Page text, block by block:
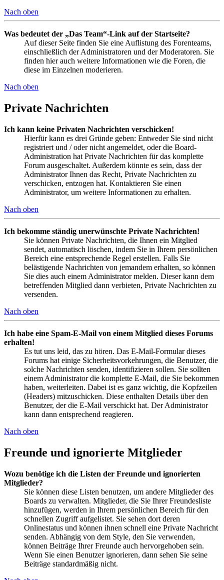
Nach oben
Was bedeutet der „Das Team“-Link auf der Startseite?
Auf dieser Seite finden Sie eine Auflistung des Forenteams,
einschließlich der Administratoren und der Moderatoren. Sie
finden hier auch weitere Informationen wie die Foren, die
diese im Einzelnen moderieren.
Nach oben
Private Nachrichten
Ich kann keine Privaten Nachrichten verschicken!
Hierfür kann es drei Gründe geben: Entweder Sie sind nicht
registriert und / oder nicht angemeldet, oder die Board-
Administration hat Private Nachrichten für das komplette
Forum ausgeschaltet. Außerdem könnte es sein, dass der
Administrator Ihnen das Recht, Private Nachrichten zu
verschicken, entzogen hat. Kontaktieren Sie einen
Administrator, um weitere Informationen zu erhalten.
Nach oben
Ich bekomme ständig unerwünschte Private Nachrichten!
Sie können Private Nachrichten, die Ihnen ein Mitglied
sendet, automatisch löschen, indem Sie in Ihrem persönlichen
Bereich eine entsprechende Regel erstellen. Falls Sie
belästigende Nachrichten von jemandem erhalten, so können
Sie dies auch einem Administrator melden. Dieser kann dem
betreffenden Mitglied dann verbieten, Private Nachrichten zu
versenden.
Nach oben
Ich habe eine Spam-E-Mail von einem Mitglied dieses Forums
erhalten!
Es tut uns leid, das zu hören. Das E-Mail-Formular dieses
Forums hat einige Sicherheitsvorkehrungen, die Benutzer, die
solche Nachrichten senden, identifizieren sollen. Sie sollten
einem Administrator die komplette E-Mail, die Sie bekommen
haben, weiterleiten. Dabei ist es ganz wichtig, die Kopfzeilen
(Headers) mitzuschicken. Diese enthalten Details über den
Benutzer, der die E-Mail verschickt hat. Der Administrator
kann dann entsprechend reagieren.
Nach oben
Freunde und ignorierte Mitglieder
Wozu benötige ich die Listen der Freunde und ignorierten
Mitglieder?
Sie können diese Listen benutzen, um andere Mitglieder des
Boards zu verwalten. Mitglieder, die Sie Ihrer Freundesliste
hinzufügen, werden in Ihrem persönlichen Bereich für den
schnellen Zugriff aufgelistet. Sie sehen dort deren
Onlinestatus und können ihnen schnell eine Private Nachricht
senden. Abhängig von dem Style, den Sie verwenden,
können Beiträge Ihrer Freunde auch hervorgehoben sein.
Wenn Sie einen Benutzer ignorieren, dann sehen Sie seine
Beiträge standardmäßig nicht.